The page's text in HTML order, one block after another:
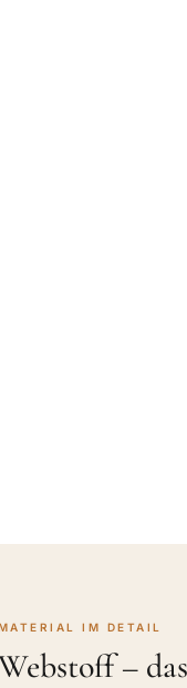
IM DETAIL
–